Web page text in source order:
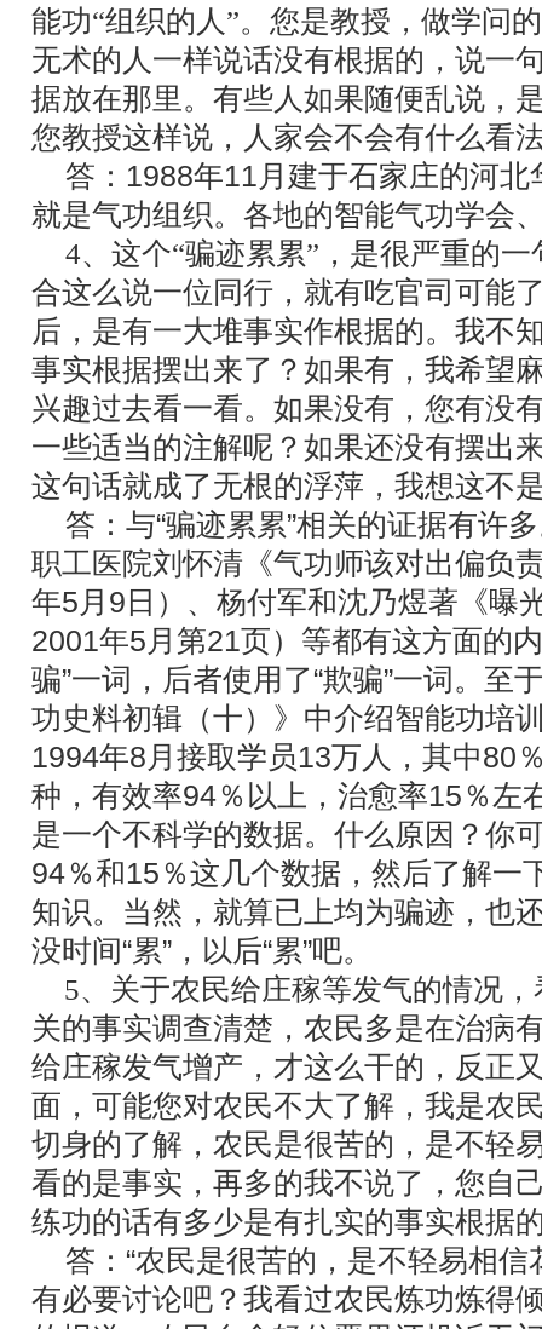
能功“组织的人”。您是教授，做学问
无术的人一样说话没有根据的，说一
据放在那里。有些人如果随便乱说，
您教授这样说，人家会不会有什么看
答：1988年11月建于石家庄的河北
就是气功组织。各地的智能气功学会
4、这个“骗迹累累”，是很严重的
合这么说一位同行，就有吃官司可能
后，是有一大堆事实作根据的。我不
事实根据摆出来了？如果有，我希望
兴趣过去看一看。如果没有，您有没
一些适当的注解呢？如果还没有摆出
这句话就成了无根的浮萍，我想这不
答：与“骗迹累累”相关的证据有许
职工医院刘怀清《气功师该对出偏负
年5月9日）、杨付军和沈乃煜著《曝
2001年5月第21页）等都有这方面的
骗”一词，后者使用了“欺骗”一词。至
功史料初辑（十）》中介绍智能功培
1994年8月接取学员13万人，其中80
种，有效率94％以上，治愈率15％左
是一个不科学的数据。什么原因？你
94％和15％这几个数据，然后了解一
知识。当然，就算已上均为骗迹，也
没时间“累”，以后“累”吧。
5、关于农民给庄稼等发气的情况
关的事实调查清楚，农民多是在治病
给庄稼发气增产，才这么干的，反正
面，可能您对农民不大了解，我是农
切身的了解，农民是很苦的，是不轻
看的是事实，再多的我不说了，您自
练功的话有多少是有扎实的事实根据
答：“农民是很苦的，是不轻易相信
有必要讨论吧？我看过农民炼功炼得